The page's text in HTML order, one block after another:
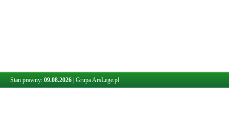
Stan prawny: 09.08.2026 Grupa ArsLege.pl